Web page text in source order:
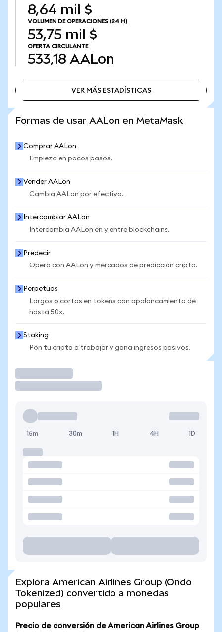
8,64 mil $
VOLUMEN DE OPERACIONES (24 H)
53,75 mil $
OFERTA CIRCULANTE
533,18 AALon
VER MÁS ESTADÍSTICAS
Formas de usar AALon en MetaMask
Comprar AALon
Empieza en pocos pasos.
Vender AALon
Cambia AALon por efectivo.
Intercambiar AALon
Intercambia AALon en y entre blockchains.
Predecir
Opera con AALon y mercados de predicción cripto.
Perpetuos
Largos o cortos en tokens con apalancamiento de
hasta 50x.
Staking
Pon tu cripto a trabajar y gana ingresos pasivos.
15m 30m 1H 4H 1D
Explora American Airlines Group (Ondo
Tokenized) convertido a monedas
populares
Precio de conversión de American Airlines Group